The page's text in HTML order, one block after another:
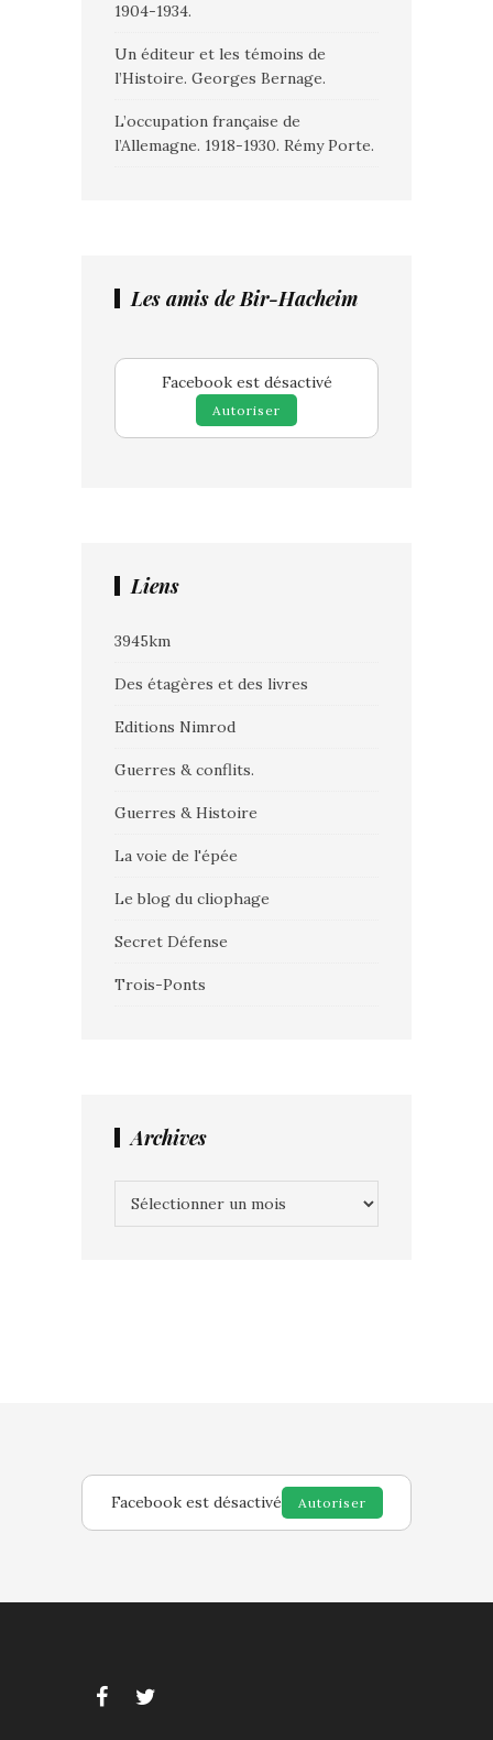
1904-1934.
Un éditeur et les témoins de
l’Histoire. Georges Bernage.
L’occupation française de
l’Allemagne. 1918-1930. Rémy Porte.
Les amis de Bir-Hacheim
Facebook est désactivé
Autoriser
Liens
3945km
Des étagères et des livres
Editions Nimrod
Guerres & conflits.
Guerres & Histoire
La voie de l'épée
Le blog du cliophage
Secret Défense
Trois-Ponts
Archives
Facebook est désactivé Autoriser